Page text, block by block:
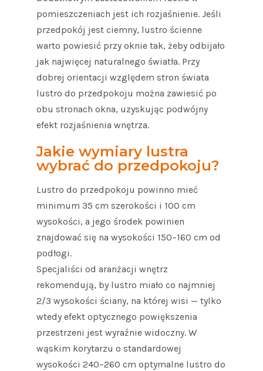
pomieszczeniach jest ich rozjaśnienie. Jeśli
przedpokój jest ciemny, lustro ścienne
warto powiesić przy oknie tak, żeby odbijało
jak najwięcej naturalnego światła. Przy
dobrej orientacji względem stron świata
lustro do przedpokoju można zawiesić po
obu stronach okna, uzyskując podwójny
efekt rozjaśnienia wnętrza.
Jakie wymiary lustra
wybrać do przedpokoju?
Lustro do przedpokoju powinno mieć
minimum 35 cm szerokości i 100 cm
wysokości, a jego środek powinien
znajdować się na wysokości 150–160 cm od
podłogi.
Specjaliści od aranżacji wnętrz
rekomendują, by lustro miało co najmniej
2/3 wysokości ściany, na której wisi — tylko
wtedy efekt optycznego powiększenia
przestrzeni jest wyraźnie widoczny. W
wąskim korytarzu o standardowej
wysokości 240–260 cm optymalne lustro do